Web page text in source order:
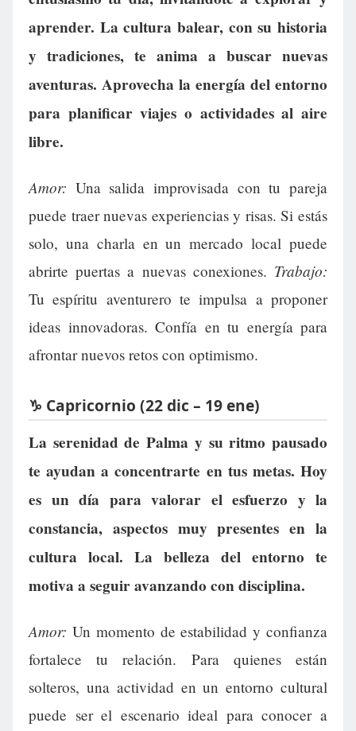
aprender. La cultura balear, con su historia
y tradiciones, te anima a buscar nuevas
aventuras. Aprovecha la energía del entorno
para planificar viajes o actividades al aire
libre.
Amor: Una salida improvisada con tu pareja
puede traer nuevas experiencias y risas. Si estás
solo, una charla en un mercado local puede
abrirte puertas a nuevas conexiones. Trabajo:
Tu espíritu aventurero te impulsa a proponer
ideas innovadoras. Confía en tu energía para
afrontar nuevos retos con optimismo.
♑ Capricornio (22 dic – 19 ene)
La serenidad de Palma y su ritmo pausado
te ayudan a concentrarte en tus metas. Hoy
es un día para valorar el esfuerzo y la
constancia, aspectos muy presentes en la
cultura local. La belleza del entorno te
motiva a seguir avanzando con disciplina.
Amor: Un momento de estabilidad y confianza
fortalece tu relación. Para quienes están
solteros, una actividad en un entorno cultural
puede ser el escenario ideal para conocer a